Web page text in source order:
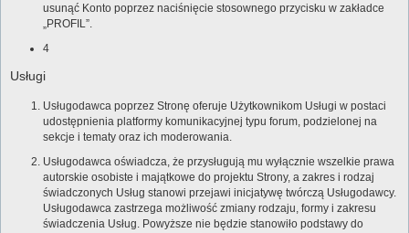
usunąć Konto poprzez naciśnięcie stosownego przycisku w zakładce
„PROFIL”.
4
Usługi
Usługodawca poprzez Stronę oferuje Użytkownikom Usługi w postaci
udostępnienia platformy komunikacyjnej typu forum, podzielonej na
sekcje i tematy oraz ich moderowania.
Usługodawca oświadcza, że przysługują mu wyłącznie wszelkie prawa
autorskie osobiste i majątkowe do projektu Strony, a zakres i rodzaj
świadczonych Usług stanowi przejawi inicjatywę twórczą Usługodawcy.
Usługodawca zastrzega możliwość zmiany rodzaju, formy i zakresu
świadczenia Usług. Powyższe nie będzie stanowiło podstawy do